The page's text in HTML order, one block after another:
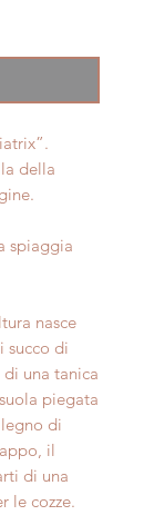
della
spiaggia
nasce
succo di
una tanica
piegata
di
il
di una
le cozze.